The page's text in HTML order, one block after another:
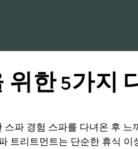
위한 5가지
파 경험 스파를 다녀온 후 느
트리트먼트는 단순한 휴식 이